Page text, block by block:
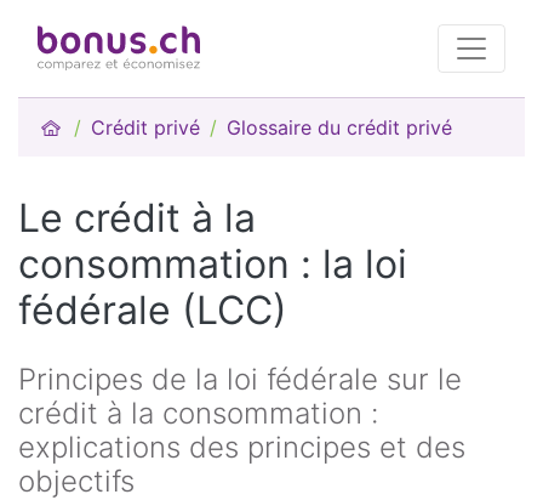
Crédit privé Glossaire du crédit privé
Le crédit à la
consommation : la loi
fédérale (LCC)
Principes de la loi fédérale sur le
crédit à la consommation :
explications des principes et des
objectifs